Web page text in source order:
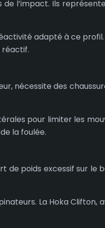
l’impact. Ils
adapté à ce
réactif.
nécessite des
pour limiter les
la foulée.
poids excessif sur le
La Hoka